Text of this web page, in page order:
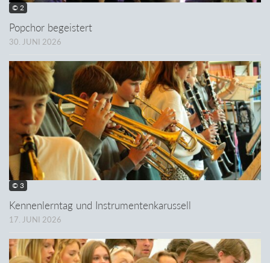
© 2
Popchor begeistert
30. JUNI 2026
© 3
Kennenlerntag und Instrumentenkarussell
17. JUNI 2026